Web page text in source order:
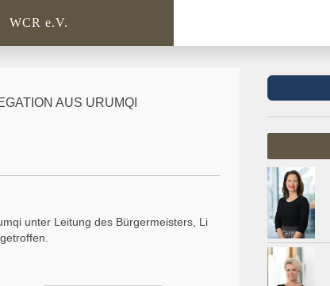
WCR e.V.
AUS URUMQI
unter Leitung des Bürgermeisters, Li